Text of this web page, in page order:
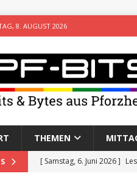
8. AUGUST 2026
THEMEN
[ Samstag, 6. Juni 2026 ]